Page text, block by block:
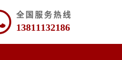
全国服务热线
13811132186